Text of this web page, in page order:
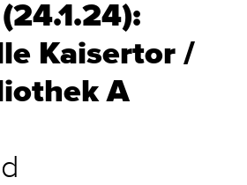
Kaisertor /
A